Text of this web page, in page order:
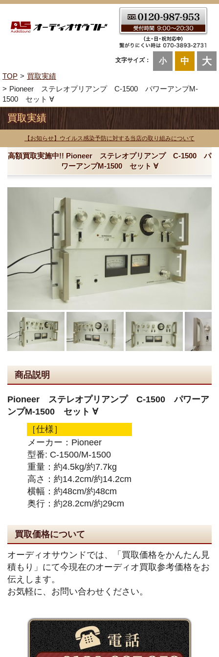
文字サイズ： 小 中 大
TOP
買取実績
Pioneer ステレオプリアンプ C-1500 パワーアンプM-
1500 セット ∀
買取実績
【お知らせ】ウイルス感染予防に対する当店の取り組みについて
高額買取実施中!! Pioneer ステレオプリアンプ C-1500 パ
ワーアンプM-1500 セット ∀
商品説明
Pioneer ステレオプリアンプ C-1500 パワーア
ンプM-1500 セット ∀
［仕様］
メーカー：Pioneer
型番: C-1500/M-1500
重量：約4.5kg/約7.7kg
高さ：約14.2cm/約14.2cm
横幅：約48cm/約48cm
奥行：約28.2cm/約29cm
買取価格について
オーディオサウンドでは、「買取価格をかんたん見
積もり」にて今現在のオーディオ買取参考価格をお
伝えします。
お気軽に、お問い合わせください。